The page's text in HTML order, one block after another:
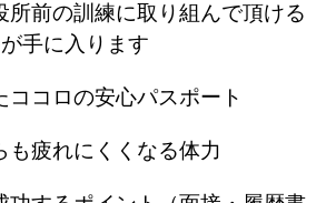
所前の訓練に取り組んで頂ける
手に入ります
コロの安心パスポート
疲れにくくなる体力